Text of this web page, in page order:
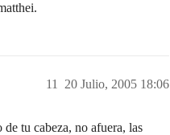
20 Julio, 2005 18:06
11
tu cabeza, no afuera, las